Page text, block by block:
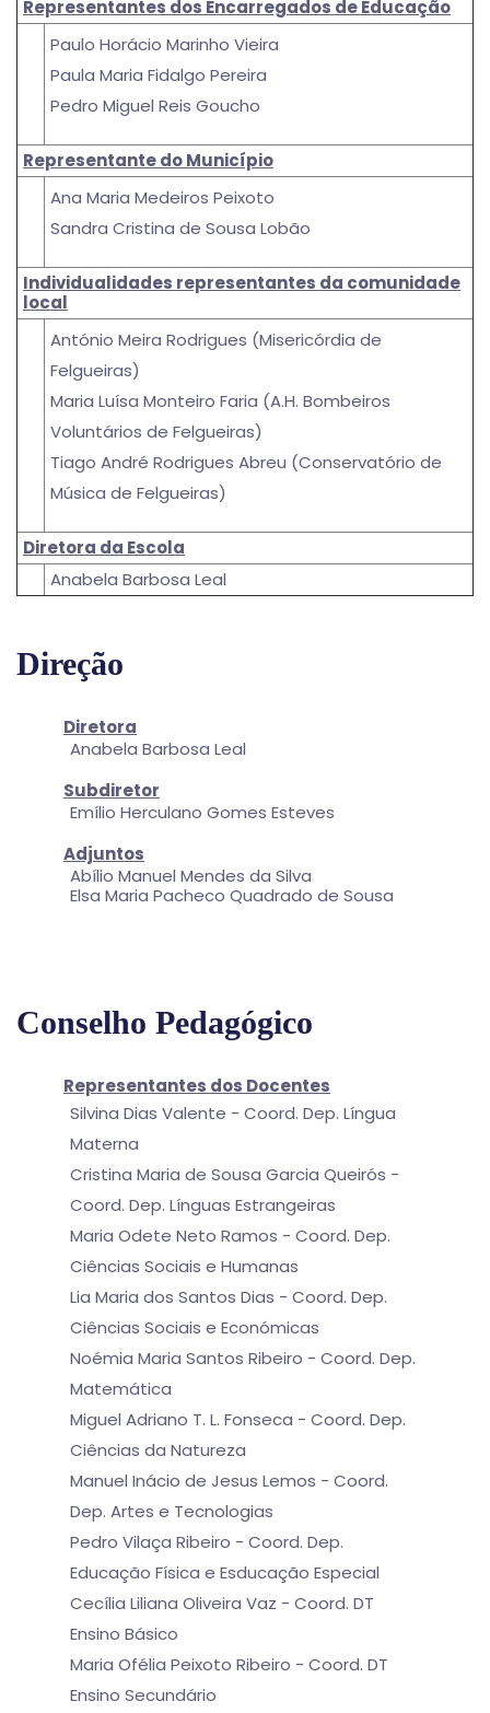
Representantes dos Encarregados de Educação
Paulo Horácio Marinho Vieira
Paula Maria Fidalgo Pereira
Pedro Miguel Reis Goucho
Representante do Município
Ana Maria Medeiros Peixoto
Sandra Cristina de Sousa Lobão
Individualidades representantes da comunidade
local
António Meira Rodrigues (Misericórdia de
Felgueiras)
Maria Luísa Monteiro Faria (A.H. Bombeiros
Voluntários de Felgueiras)
Tiago André Rodrigues Abreu (Conservatório de
Música de Felgueiras)
Diretora da Escola
Anabela Barbosa Leal
Direção
Diretora
Anabela Barbosa Leal
Subdiretor
Emílio Herculano Gomes Esteves
Adjuntos
Abílio Manuel Mendes da Silva
Elsa Maria Pacheco Quadrado de Sousa
Conselho Pedagógico
Representantes dos Docentes
Silvina Dias Valente - Coord. Dep. Língua
Materna
Cristina Maria de Sousa Garcia Queirós -
Coord. Dep. Línguas Estrangeiras
Maria Odete Neto Ramos - Coord. Dep.
Ciências Sociais e Humanas
Lia Maria dos Santos Dias - Coord. Dep.
Ciências Sociais e Económicas
Noémia Maria Santos Ribeiro - Coord. Dep.
Matemática
Miguel Adriano T. L. Fonseca - Coord. Dep.
Ciências da Natureza
Manuel Inácio de Jesus Lemos - Coord.
Dep. Artes e Tecnologias
Pedro Vilaça Ribeiro - Coord. Dep.
Educação Física e Esducação Especial
Cecília Liliana Oliveira Vaz - Coord. DT
Ensino Básico
Maria Ofélia Peixoto Ribeiro - Coord. DT
Ensino Secundário